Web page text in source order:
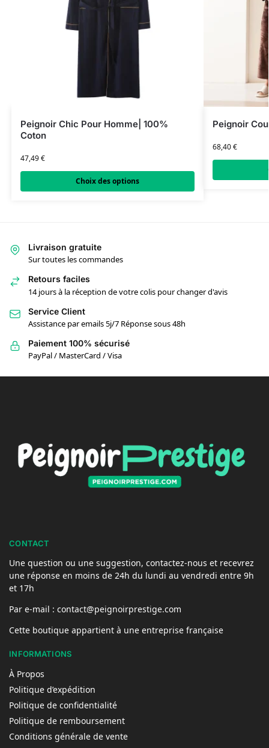
Peignoir Chic Pour Homme| 100%
Coton
47,49€
Choix des options
Peignoir
68,40€
Livraison gratuite
Sur toutes les commandes
Retours faciles
14 jours à la réception de votre colis pour changer d'avis
Service Client
Assistance par emails 5j/7 Réponse sous 48h
Paiement 100% sécurisé
PayPal / MasterCard / Visa
CONTACT
Une question ou une suggestion, contactez-nous et recevrez
une réponse en moins de 24h du lundi au vendredi entre 9h
et 17h
Par e-mail : contact@peignoirprestige.com
Cette boutique appartient à une entreprise française
INFORMATIONS
À Propos
Politique d’expédition
Politique de confidentialité
Politique de remboursement
Conditions générale de vente